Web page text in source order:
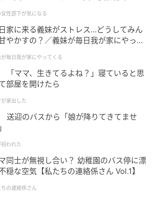
性部下が気になる
家に来る義妹がストレス…どうしてみん
やかすの？／義妹が毎日我が家にやって
が毎日我が家にやってくる
「ママ、生きてるよね？」寝ていると思
部屋を開けたら
が家出した
送迎のバスから「娘が降りてきてませ
われた
同士が無視し合い？ 幼稚園のバス停に漂
穏な空気【私たちの連絡係さん Vol.1】
ちの連絡係さん